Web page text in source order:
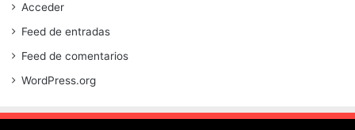
Acceder
Feed de entradas
Feed de comentarios
WordPress.org